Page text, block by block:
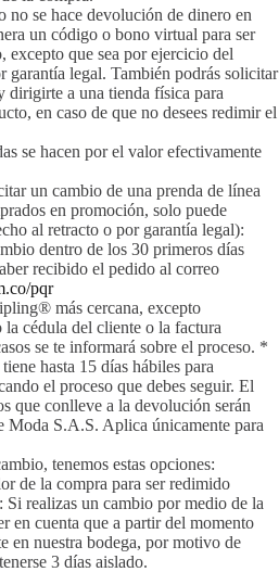
no se hace devolución de dinero en
un código o bono virtual para ser
excepto que sea por ejercicio del
garantía legal. También podrás solicitar
dirigirte a una tienda física para
en caso de que no desees redimir el
se hacen por el valor efectivamente
un cambio de una prenda de línea
en promoción, solo puede
al retracto o por garantía legal):
dentro de los 30 primeros días
recibido el pedido al correo
pqr
más cercana, excepto
la cédula del cliente o la factura
se te informará sobre el proceso. *
hasta 15 días hábiles para
el proceso que debes seguir. El
que conlleve a la devolución serán
Moda S.A.S. Aplica únicamente para
tenemos estas opciones:
de la compra para ser redimido
realizas un cambio por medio de la
en cuenta que a partir del momento
en nuestra bodega, por motivo de
3 días aislado.